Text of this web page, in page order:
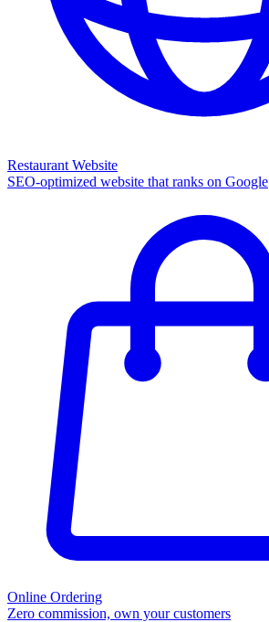
Restaurant Website
SEO-optimized website that ranks on Google
Online Ordering
Zero commission, own your customers